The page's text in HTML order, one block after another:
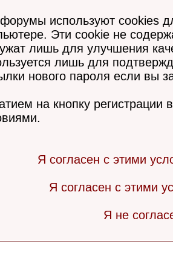
используют cookies
Эти cookie не
лишь для улучшения
лишь для
нового пароля если вы
на кнопку регистрации
Я согласен с этими
Я согласен с этими
Я не